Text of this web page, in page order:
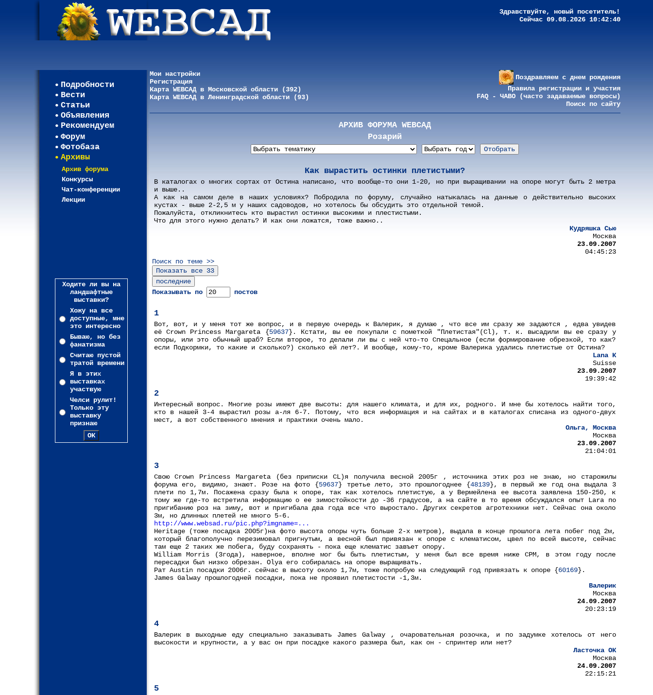
Здравствуйте, новый посетитель!
Сейчас 09.08.2026 10:42:40
Подробности
Вести
Статьи
Объявления
Рекомендуем
Форум
Фотобаза
Архивы
Архив форума
Конкурсы
Чат-конференции
Лекции
Ходите ли вы на
ландшафтные
выставки?
Хожу на все
доступные, мне
это интересно
Бываю, но без
фанатизма
Считаю пустой
тратой времени
Я в этих
выставках
участвую
Челси рулит!
Только эту
выставку
признаю
Мои настройки
Регистрация
Карта WEBСАД в Московской области (392)
Карта WEBСАД в Ленинградской области (93)
Поздравляем с днем рождения
Правила регистрации и участия
FAQ - ЧАВО (часто задаваемые вопросы)
Поиск по сайту
АРХИВ ФОРУМА WEBСАД
Розарий
Как вырастить остинки плетистыми?
В каталогах о многих сортах от Остина написано, что вообще-то они 1-20, но при выращивании на опоре могут быть 2 метра
и выше..
А как на самом деле в наших условиях? Побродила по форуму, случайно натыкалась на данные о действительно высоких
кустах - выше 2-2,5 м у наших садоводов, но хотелось бы обсудить это отдельной темой.
Пожалуйста, откликнитесь кто вырастил остинки высокими и плестистыми.
Что для этого нужно делать? И как они ложатся, тоже важно..
Кудряшка Сью
Москва
23.09.2007
04:45:23
Поиск по теме >>
Показывать по постов
1
Вот, вот, и у меня тот же вопрос, и в первую очередь к Валерик, я думаю , что все им сразу же задаются , едва увидев
её Crown Princess Margareta {59637}. Кстати, вы ее покупали с пометкой "Плетистая"(Cl), т. к. высадили вы ее сразу у
опоры, или это обычный шраб? Если второе, то делали ли вы с ней что-то Спецальное (если формирование обрезкой, то как?
если Подкормки, то какие и сколько?) сколько ей лет?. И вообще, кому-то, кроме Валерика удались плетистые от Остина?
Lana К
Suisse
23.09.2007
19:39:42
2
Интересный вопрос. Многие розы имеют две высоты: для нашего климата, и для их, родного. И мне бы хотелось найти того,
кто в нашей 3-4 вырастил розы а-ля 6-7. Потому, что вся информация и на сайтах и в каталогах списана из одного-двух
мест, а вот собственного мнения и практики очень мало.
Ольга, Москва
Москва
23.09.2007
21:04:01
3
Свою Crown Princess Margareta (без приписки CL)я получила весной 2005г , источника этих роз не знаю, но старожилы
форума его, видимо, знают. Розе на фото {59637} третье лето, это прошлогоднее {48139}, в первый же год она выдала 3
плети по 1,7м. Посажена сразу была к опоре, так как хотелось плетистую, а у Вермейлена ее высота заявлена 150-250, к
тому же где-то встретила информацию о ее зимостойкости до -36 градусов, а на сайте в то время обсуждался опыт Lara по
пригибанию роз на зиму, вот и пригибала два года все что выростало. Других секретов агротехники нет. Сейчас она около
3м, но длинных плетей не много 5-6.
http://www.websad.ru/pic.php?imgname=...
Heritage (тоже посадка 2005г)на фото высота опоры чуть больше 2-х метров), выдала в конце прошлога лета побег под 2м,
который благополучно перезимовал пригнутым, а весной был привязан к опоре с клематисом, цвел по всей высоте, сейчас
там еще 2 таких же побега, буду сохранять - пока еще клематис завъет опору.
William Morris (3года), наверное, вполне мог бы быть плетистым, у меня был все время ниже CPM, в этом году после
пересадки был низко обрезан. Olya его собиралась на опоре выращивать.
Рат Austin посадки 2006г. сейчас в высоту около 1,7м, тоже попробую на следующий год привязать к опоре {60169}.
James Galway прошлогодней посадки, пока не проявил плетистости -1,3м.
Валерик
Москва
24.09.2007
20:23:19
4
Валерик в выходные еду специально заказывать James Galway , очаровательная розочка, и по задумке хотелось от него
высокости и крупности, а у вас он при посадке какого размера был, как он - спринтер или нет?
Ласточка ОК
Москва
24.09.2007
22:15:21
5